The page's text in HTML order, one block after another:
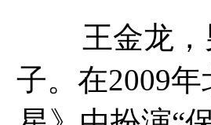
王金龙，男
子。在2009